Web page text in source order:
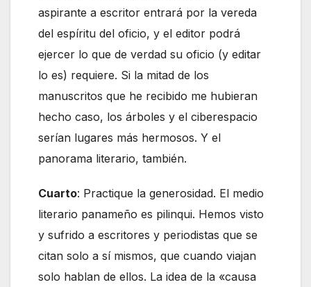
aspirante a escritor entrará por la vereda
del espíritu del oficio, y el editor podrá
ejercer lo que de verdad su oficio (y editar
lo es) requiere. Si la mitad de los
manuscritos que he recibido me hubieran
hecho caso, los árboles y el ciberespacio
serían lugares más hermosos. Y el
panorama literario, también.
Cuarto: Practique la generosidad. El medio
literario panameño es pilinqui. Hemos visto
y sufrido a escritores y periodistas que se
citan solo a sí mismos, que cuando viajan
solo hablan de ellos. La idea de la «causa